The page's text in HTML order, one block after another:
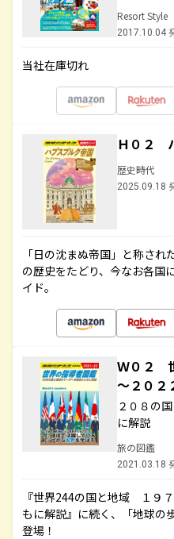
Resort Style
2017.10.04
当社在庫切れ
Ｈ０２
歴史時代
2025.09.18
「日の沈まぬ帝国」と称さ
の歴史をたどり、今なお各国
イド。
Ｗ０２
～２０２
２０８の
に解説
旅の図鑑
2021.03.18
『世界244の国と地域 １９
もに解説』に続く、「地球の
登場！